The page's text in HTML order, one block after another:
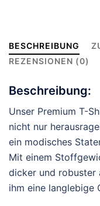
BESCHREIBUNG
REZENSIONEN (0)
Beschreibung:
Unser Premium T-
nicht nur
ein modisches
Mit einem
dicker und robuster
ihm eine langlebige